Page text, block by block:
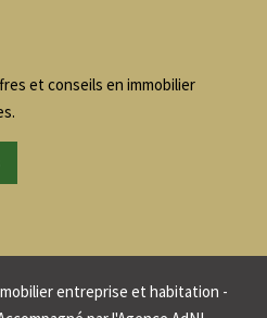
et conseils en immobilier
entreprise et habitation -